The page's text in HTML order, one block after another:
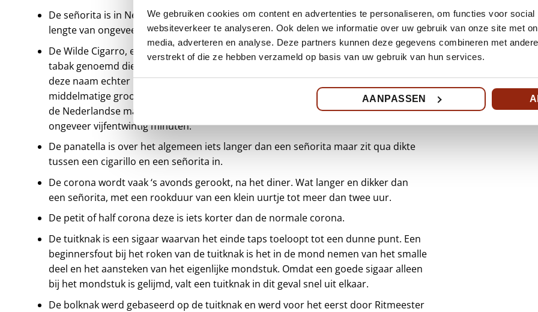
We gebruiken cookies om content en advertenties te personaliseren, om functies voor
websiteverkeer te analyseren. Ook delen we informatie over uw gebruik van onze site met
media, adverteren en analyse. Deze partners kunnen deze gegevens combineren met
verstrekt of die ze hebben verzameld op basis van uw gebruik van hun services.
AANPASSEN
De señorita is in Nederland het bekendste en meest gerookte model. Meestal een
lengte van ongeveer tien centimeter, en een centimeter dik.
De Wilde Cigarro, een bekend formaat sigaar. Vroeger werd deze sigaar naar de
tabak genoemd die deze sigaar bevat, namelijk Wilde Havanna. Tegenwoordig mag
deze naam echter niet meer gebruikt worden. De sigaar is te herkennen aan zijn
middelmatige grootte en het flosje aan het uiteinde. De eerste die met dit type op
de Nederlandse markt kwam, was het merk Hudson uit Roosendaal. Rookduur
ongeveer vijfentwintig minuten.
De panatella is over het algemeen iets langer dan een señorita maar zit qua dikte
tussen een cigarillo en een señorita in.
De corona wordt vaak ‘s avonds gerookt, na het diner. Wat langer en dikker dan
een señorita, met een rookduur van een klein uurtje tot meer dan twee uur.
De petit of half corona deze is iets korter dan de normale corona.
De tuitknak is een sigaar waarvan het einde taps toeloopt tot een dunne punt. Een
beginnersfout bij het roken van de tuitknak is het in de mond nemen van het smalle
deel en het aansteken van het eigenlijke mondstuk. Omdat een goede sigaar alleen
bij het mondstuk is gelijmd, valt een tuitknak in dit geval snel uit elkaar.
De bolknak werd gebaseerd op de tuitknak en werd voor het eerst door Ritmeester